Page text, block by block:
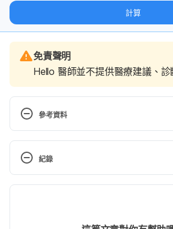
計算
免責聲明
Hello 醫師並不提供醫療建議、診
參考資料
How to Treat and Prevent Tongue
Biting? https://
tongue
tongue-in-my-sleep-why/
紀錄
黎佳燊